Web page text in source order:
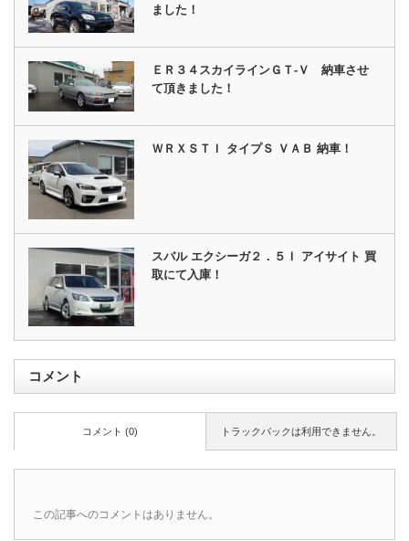
ました！
ＥＲ３４スカイラインＧＴ‐Ｖ 納車させ
て頂きました！
ＷＲＸＳＴＩ タイプＳ ＶＡＢ 納車！
スバル エクシーガ２．５Ｉ アイサイト 買
取にて入庫！
コメント
トラックバックは利用できません。
コメント (0)
この記事へのコメントはありません。